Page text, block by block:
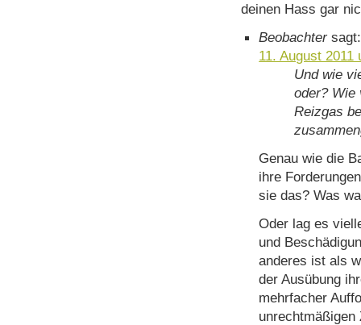
deinen Hass gar
Beobachter sagt:
11. August 2011
Und wie
oder? Wie
Reizgas
Genau wie die
ihre
sie das? Was
Oder lag es
und
anderes ist als
der Ausübung
mehrfacher